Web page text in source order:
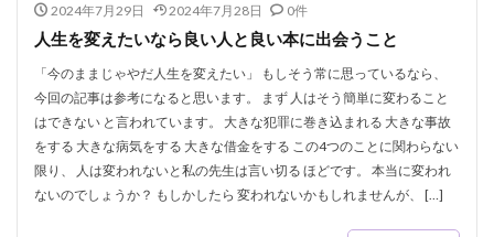
2024年7月29日 2024年7月28日 0件
人生を変えたいなら良い人と良い本に出会うこと
「今のままじゃやだ人生を変えたい」 もしそう常に思っているなら、
今回の記事は参考になると思います。 まず 人はそう簡単に変わること
はできない と言われています。 大きな犯罪に巻き込まれる 大きな事故
をする 大きな病気をする 大きな借金をする この4つのことに関わらない
限り、 人は変われないと私の先生は言い切る ほどです。 本当に変われ
ないのでしょうか？ もしかしたら 変われないかもしれませんが、 […]